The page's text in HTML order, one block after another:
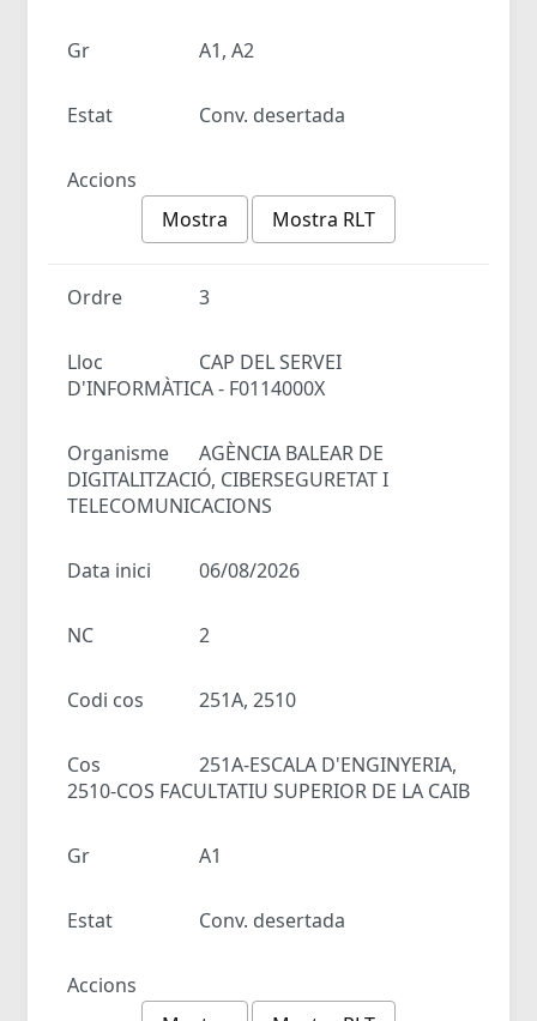
Gr A1, A2
Estat Conv. desertada
Accions
Mostra
Mostra RLT
Ordre 3
Lloc
CAP DEL SERVEI
D'INFORMÀTICA - F0114000X
Organisme
AGÈNCIA BALEAR DE
DIGITALITZACIÓ, CIBERSEGURETAT I
TELECOMUNICACIONS
Data inici 06/08/2026
NC 2
Codi cos 251A, 2510
Cos
251A-ESCALA D'ENGINYERIA,
2510-COS FACULTATIU SUPERIOR DE LA CAIB
Gr A1
Estat Conv. desertada
Accions